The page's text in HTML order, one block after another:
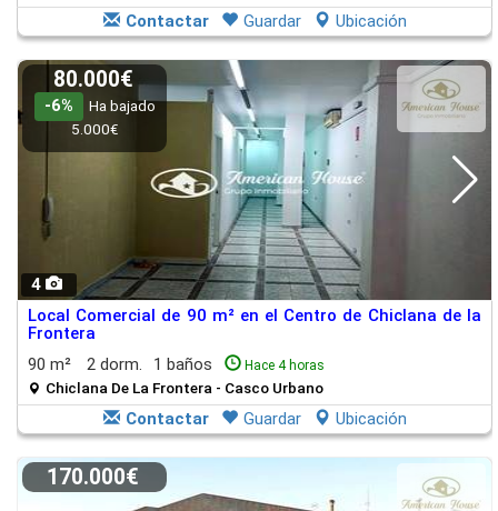
Contactar Guardar Ubicación
4
80.000€
-6%
Ha bajado
5.000€
Local Comercial de 90 m² en el Centro de Chiclana de la
Frontera
90 m²
2 dorm. 1 baños Hace 4 horas
Chiclana De La Frontera - Casco Urbano
Contactar Guardar Ubicación
170.000€